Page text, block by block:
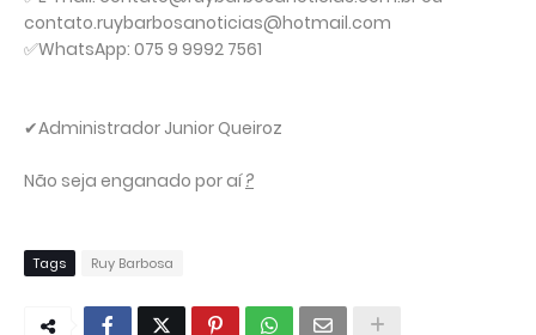
contato.ruybarbosanoticias@hotmail.com
✅WhatsApp: 075 9 9992 7561
✔Administrador Junior Queiroz
Não seja enganado por aí?
Tags Ruy Barbosa